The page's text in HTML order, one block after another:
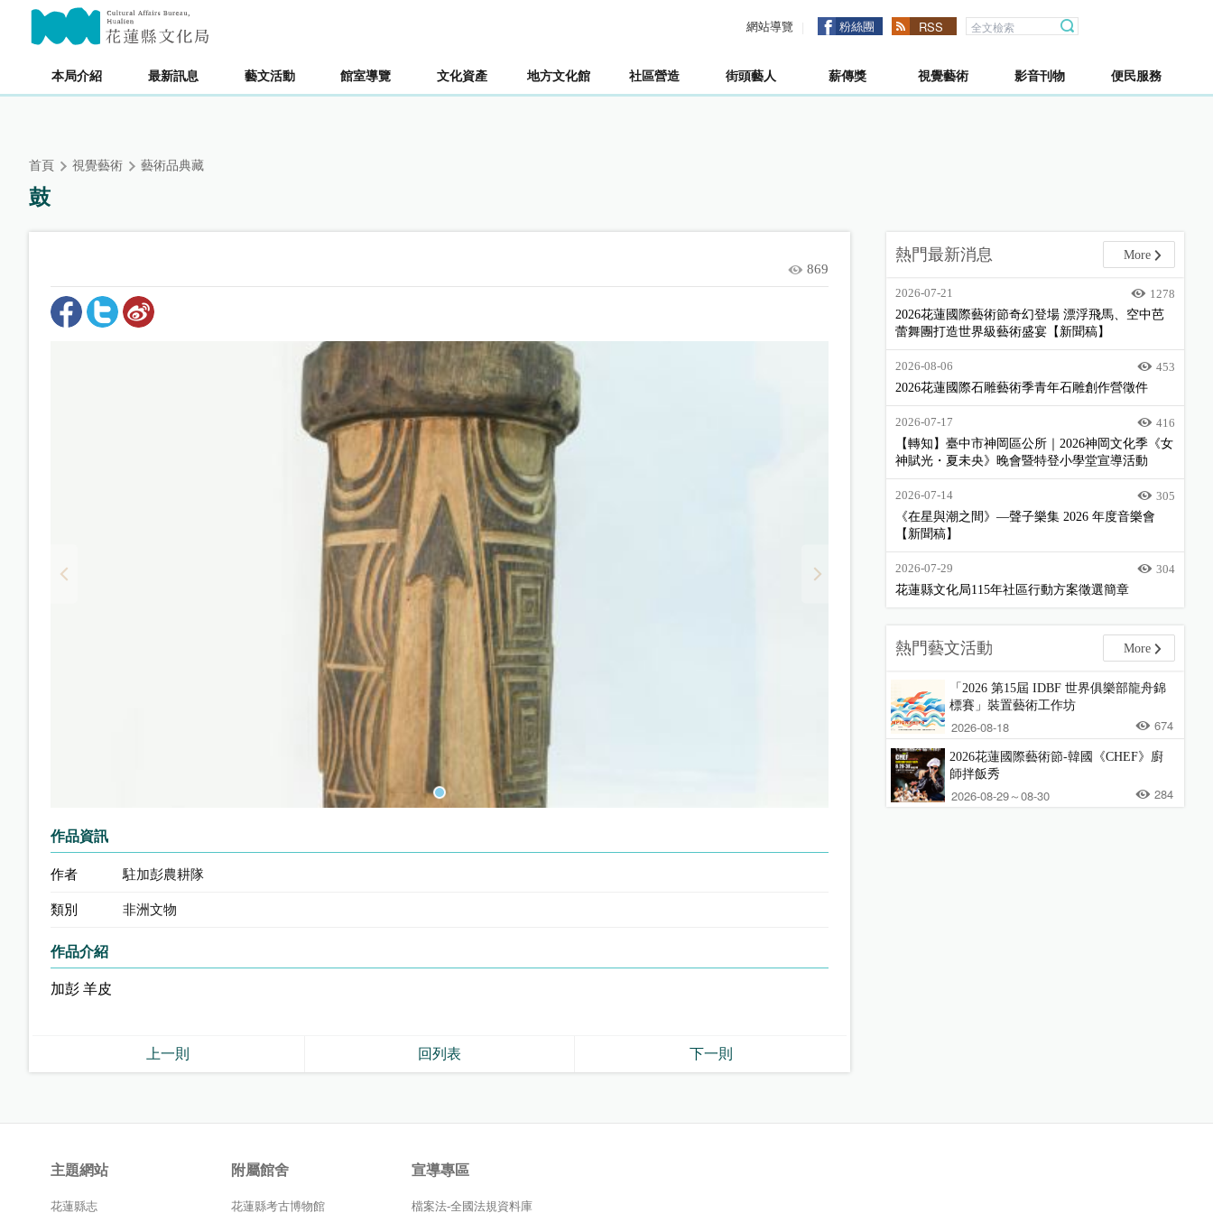
內
網站導覽 粉絲團 RSS
本局介紹 最新訊息 藝文活動 館室導覽 文化資產 地方文化館 社區營造 街頭藝人 薪傳獎 視覺藝術 影音刊物 便民服務
主要內容區塊
首頁 視覺藝術 藝術品典藏
鼓
869
作品資訊
作者 駐加彭農耕隊
類別 非洲文物
作品介紹
加彭 羊皮
上一則 回列表 下一則
熱門最新消息 More
2026-07-21
1278
2026花蓮國際藝術節奇幻登場 漂浮飛馬、空中芭
蕾舞團打造世界級藝術盛宴【新聞稿】
2026-08-06
453
2026花蓮國際石雕藝術季青年石雕創作營徵件
2026-07-17
416
【轉知】臺中市神岡區公所｜2026神岡文化季《女
神賦光・夏未央》晚會暨特登小學堂宣導活動
2026-07-14
305
《在星與潮之間》—聲子樂集 2026 年度音樂會
【新聞稿】
2026-07-29
304
花蓮縣文化局115年社區行動方案徵選簡章
熱門藝文活動 More
「2026 第15屆 IDBF 世界俱樂部龍舟錦
標賽」裝置藝術工作坊
2026-08-18 674
2026花蓮國際藝術節-韓國《CHEF》廚
師拌飯秀
2026-08-29～08-30 284
主題網站
花蓮縣志
附屬館舍
花蓮縣考古博物館
宣導專區
檔案法-全國法規資料庫